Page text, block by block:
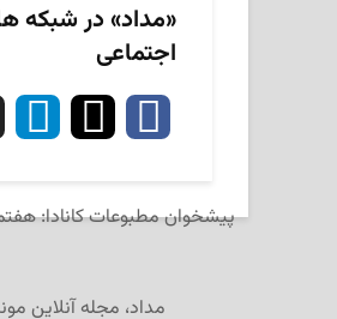
«مداد» در شبکه
اجتماعی
پیشخوان مطبوعات کانادا: هفتم
مداد، مجله آنلاین